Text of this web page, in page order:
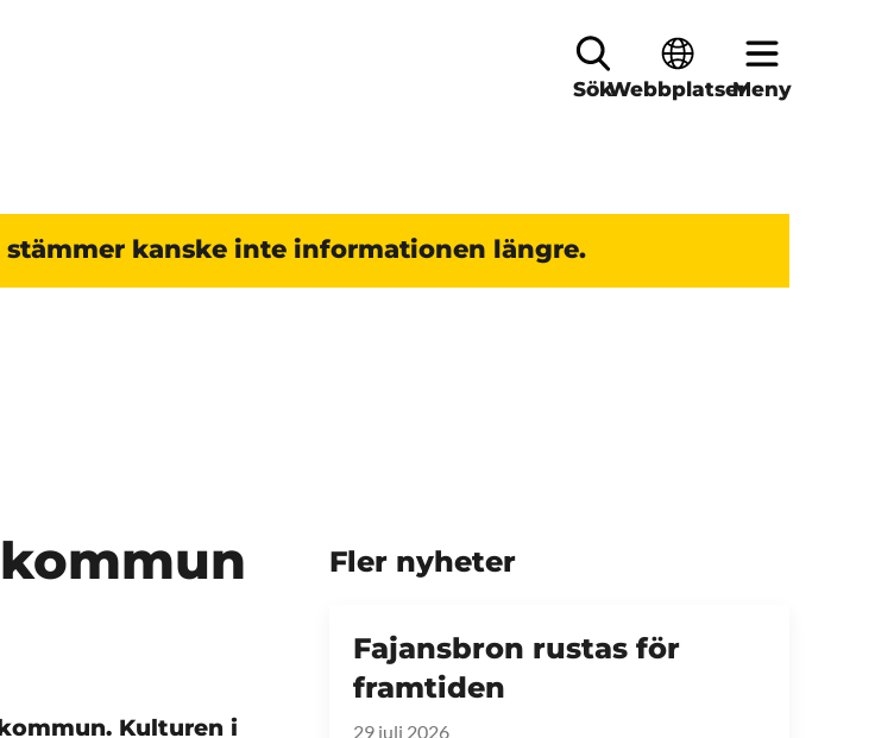
SökWebbplatserMeny
kanske inte informationen längre.
Kulturen i
Fler nyheter
Fajansbron rustas för
framtiden
29 juli 2026